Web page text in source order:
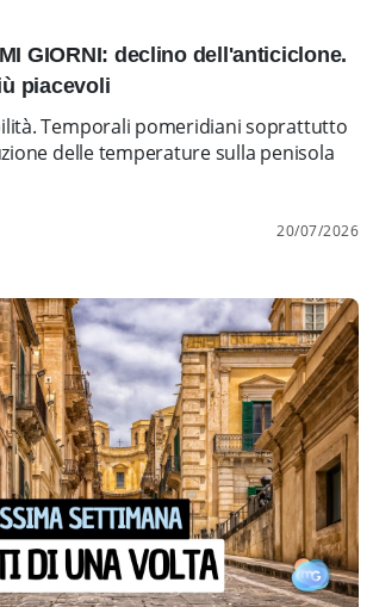
GIORNI: declino dell'anticiclone.
piacevoli
Temporali pomeridiani soprattutto
delle temperature sulla penisola
20/07/2026